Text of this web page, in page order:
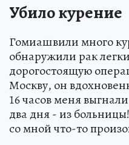
Убило курение
Гомиашвили много
обнаружили рак
дорогостоящую
Москву, он
16 часов меня
два дня - из
со мной что-то